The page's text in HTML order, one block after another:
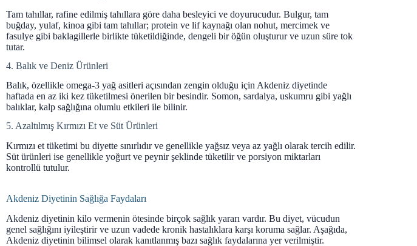
Tam tahıllar, rafine edilmiş tahıllara göre daha besleyici ve doyurucudur. Bulgur, tam
buğday, yulaf, kinoa gibi tam tahıllar; protein ve lif kaynağı olan nohut, mercimek ve
fasulye gibi baklagillerle birlikte tüketildiğinde, dengeli bir öğün oluşturur ve uzun süre tok
tutar.
4. Balık ve Deniz Ürünleri
Balık, özellikle omega-3 yağ asitleri açısından zengin olduğu için Akdeniz diyetinde
haftada en az iki kez tüketilmesi önerilen bir besindir. Somon, sardalya, uskumru gibi yağlı
balıklar, kalp sağlığına olumlu etkileri ile bilinir.
5. Azaltılmış Kırmızı Et ve Süt Ürünleri
Kırmızı et tüketimi bu diyette sınırlıdır ve genellikle yağsız veya az yağlı olarak tercih edilir.
Süt ürünleri ise genellikle yoğurt ve peynir şeklinde tüketilir ve porsiyon miktarları
kontrollü tutulur.
Akdeniz Diyetinin Sağlığa Faydaları
Akdeniz diyetinin kilo vermenin ötesinde birçok sağlık yararı vardır. Bu diyet, vücudun
genel sağlığını iyileştirir ve uzun vadede kronik hastalıklara karşı koruma sağlar. Aşağıda,
Akdeniz diyetinin bilimsel olarak kanıtlanmış bazı sağlık faydalarına yer verilmiştir.